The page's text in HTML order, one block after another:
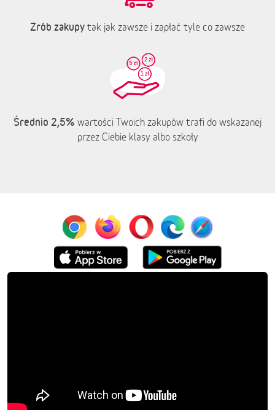
Zrób zakupy tak jak zawsze i zapłać tyle co zawsze
Średnio 2,5% wartości Twoich zakupów trafi do wskazanej
przez Ciebie klasy albo szkoły